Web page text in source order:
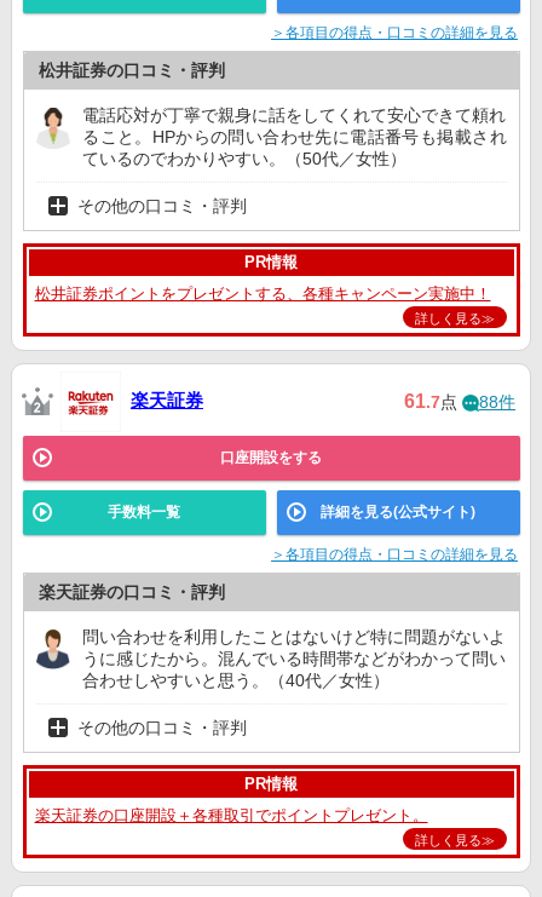
8位 9位 7位
＞各項目の得点・口コミの詳細を見る
松井証券の口コミ・評判
電話応対が丁寧で親身に話をしてくれて安心できて頼れ
ること。HPからの問い合わせ先に電話番号も掲載され
ているのでわかりやすい。（50代／女性）
その他の口コミ・評判
PR情報
松井証券ポイントをプレゼントする、各種キャンペーン実施中！
詳しく見る≫
楽天証券 61.7点 88件
口座開設をする
手数料一覧 詳細を見る(公式サイト)
＞各項目の得点・口コミの詳細を見る
楽天証券の口コミ・評判
問い合わせを利用したことはないけど特に問題がないよ
うに感じたから。混んでいる時間帯などがわかって問い
合わせしやすいと思う。（40代／女性）
その他の口コミ・評判
PR情報
楽天証券の口座開設＋各種取引でポイントプレゼント。
詳しく見る≫